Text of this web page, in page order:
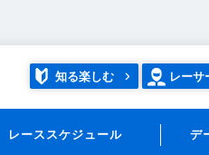
知る楽しむ レーサ
レーススケジュール デ